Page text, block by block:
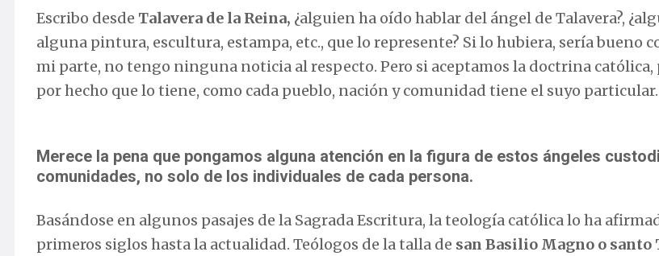
Escribo desde Talavera de la Reina, ¿alguien ha oído hablar del ángel de Talavera?,
alguna pintura, escultura, estampa, etc., que lo represente? Si lo hubiera, sería bueno
mi parte, no tengo ninguna noticia al respecto. Pero si aceptamos la doctrina católica,
por hecho que lo tiene, como cada pueblo, nación y comunidad tiene el suyo particular.
Merece la pena que pongamos alguna atención en la figura de estos ángeles
comunidades, no solo de los individuales de cada persona.
Basándose en algunos pasajes de la Sagrada Escritura, la teología católica lo ha
primeros siglos hasta la actualidad. Teólogos de la talla de san Basilio Magno o santo